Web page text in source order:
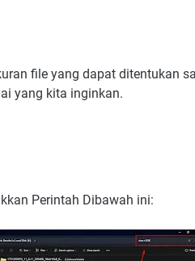
file yang dapat ditentukan
yang kita inginkan.
Perintah Dibawah ini: